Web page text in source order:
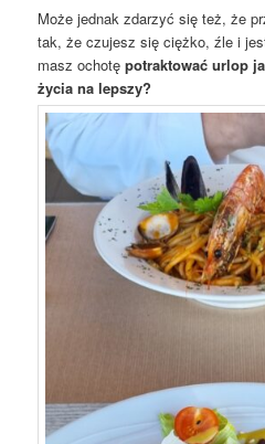
Może jednak zdarzyć się też, że
tak, że czujesz się ciężko, źle i
masz ochotępotraktować urlop
życia na lepszy?